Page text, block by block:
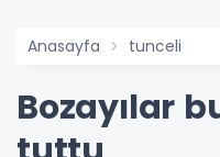
Anasayfa tunceli
Bozayılar